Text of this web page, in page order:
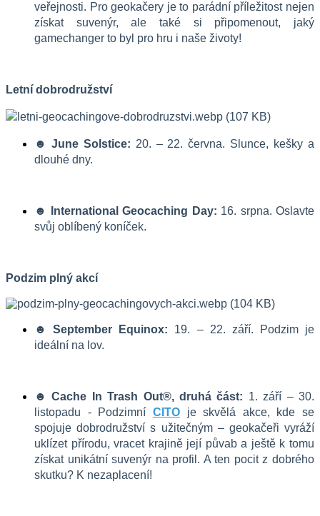
veřejnosti. Pro geokačery je to parádní příležitost nejen
získat suvenýr, ale také si připomenout, jaký
gamechanger to byl pro hru i naše životy!
Letní dobrodružství
☻ June Solstice: 20. – 22. června. Slunce, kešky a
dlouhé dny.
☻ International Geocaching Day: 16. srpna. Oslavte
svůj oblíbený koníček.
Podzim plný akcí
☻ September Equinox: 19. – 22. září. Podzim je
ideální na lov.
☻ Cache In Trash Out®, druhá část: 1. září – 30.
listopadu - Podzimní CITO je skvělá akce, kde se
spojuje dobrodružství s užitečným – geokačeři vyráží
uklízet přírodu, vracet krajině její půvab a ještě k tomu
získat unikátní suvenýr na profil. A ten pocit z dobrého
skutku? K nezaplacení!